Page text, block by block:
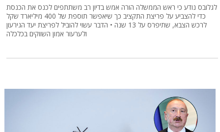
לגלובס נודע כי ראש הממשלה הורה אמש בדיון רב משתתפים לכנס את הכנסת
כדי להצביע על פריצת התקציב כך שיאפשר תוספת של 400 מיליארד שקל
לרכש הצבא, שתיפרס על 13 שנה • הדבר עשוי להוביל לפריצת יעד הגירעון
ולערעור אמון השווקים בכלכלה